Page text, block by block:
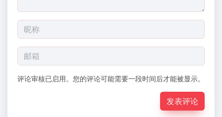
评论审核已启用。您的评论可能需要一段时间后才能被显示。
发表评论